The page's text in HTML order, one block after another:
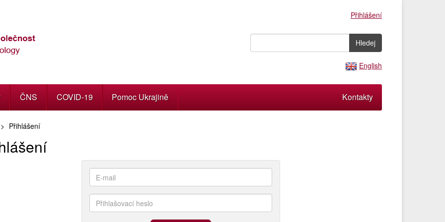
Přihlášení
English
ČNS COVID-19 Pomoc Ukrajině Kontakty
Přihlášení